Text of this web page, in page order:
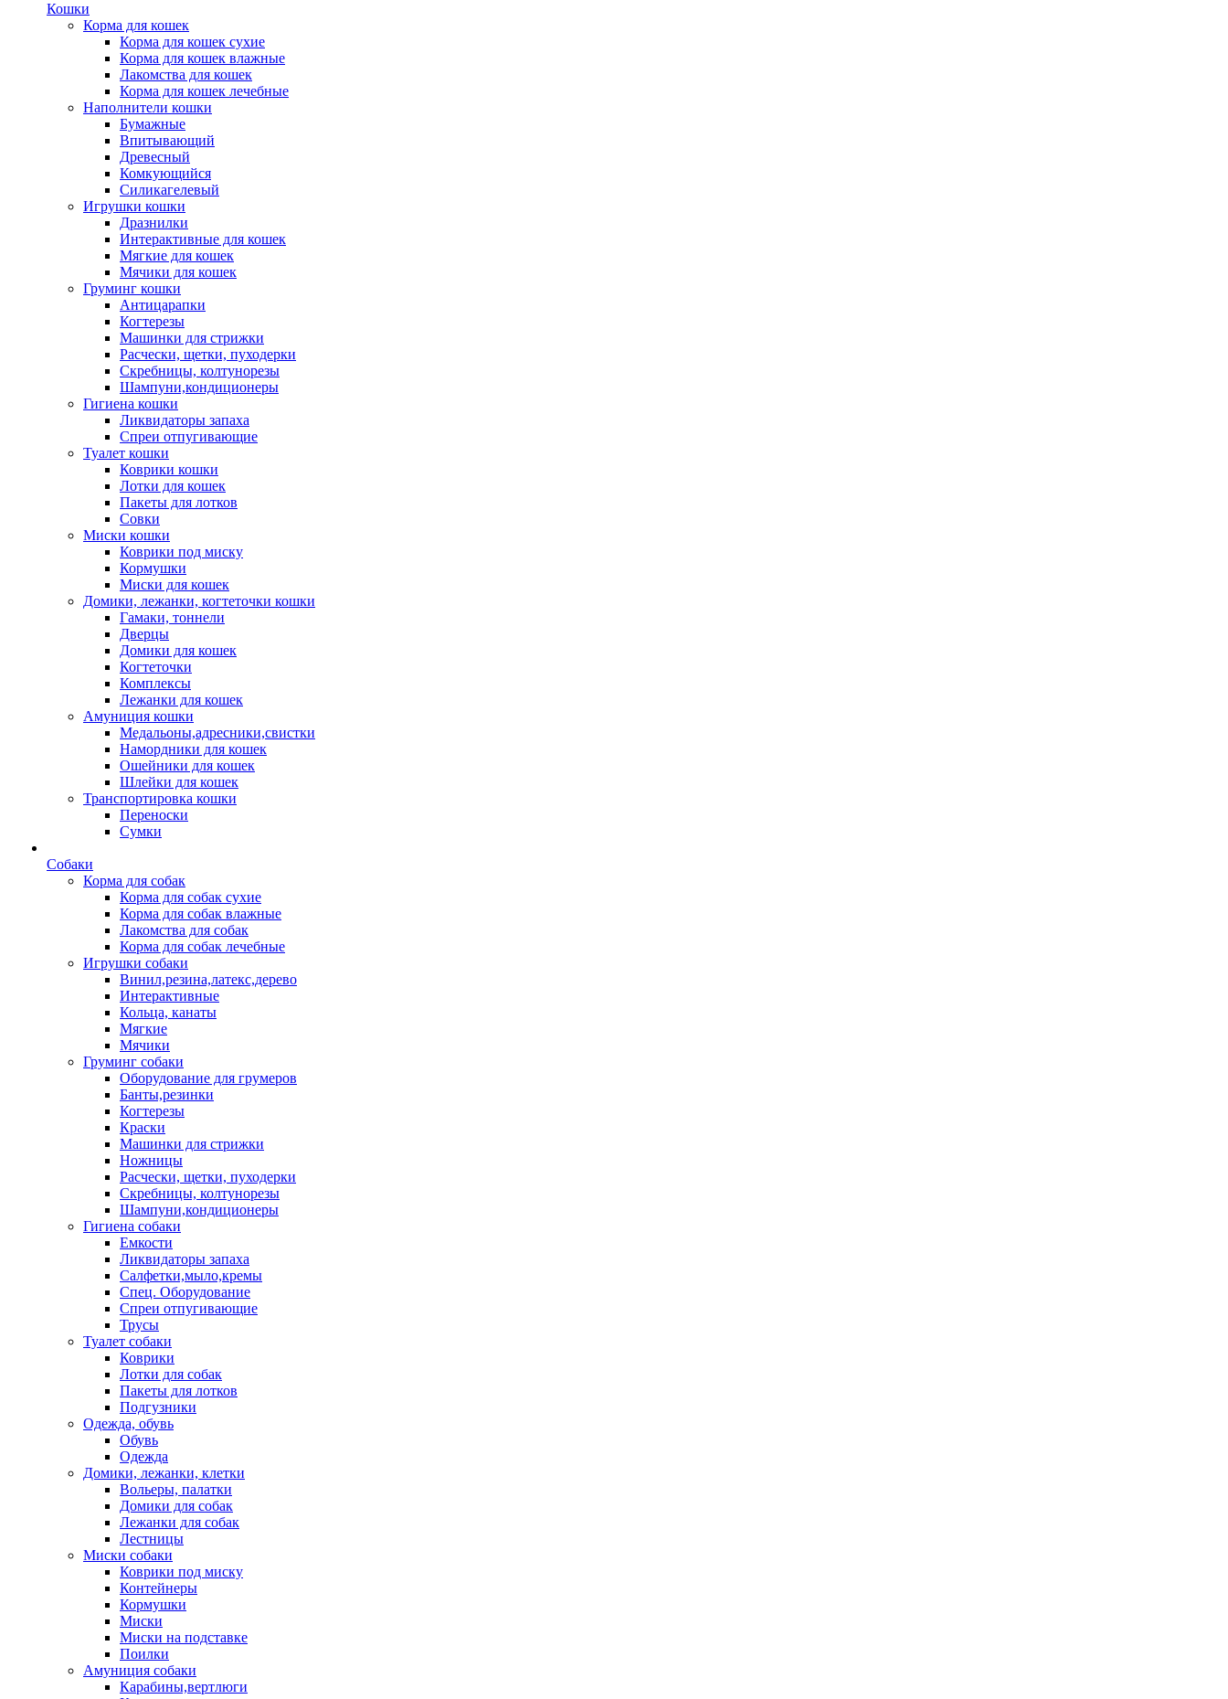
Кошки
Корма для кошек
Корма для кошек сухие
Корма для кошек влажные
Лакомства для кошек
Корма для кошек лечебные
Наполнители кошки
Бумажные
Впитывающий
Древесный
Комкующийся
Силикагелевый
Игрушки кошки
Дразнилки
Интерактивные для кошек
Мягкие для кошек
Мячики для кошек
Груминг кошки
Антицарапки
Когтерезы
Машинки для стрижки
Расчески, щетки, пуходерки
Скребницы, колтунорезы
Шампуни,кондиционеры
Гигиена кошки
Ликвидаторы запаха
Спреи отпугивающие
Туалет кошки
Коврики кошки
Лотки для кошек
Пакеты для лотков
Совки
Миски кошки
Коврики под миску
Кормушки
Миски для кошек
Домики, лежанки, когтеточки кошки
Гамаки, тоннели
Дверцы
Домики для кошек
Когтеточки
Комплексы
Лежанки для кошек
Амуниция кошки
Медальоны,адресники,свистки
Намордники для кошек
Ошейники для кошек
Шлейки для кошек
Транспортировка кошки
Переноски
Сумки
Собаки
Корма для собак
Корма для собак сухие
Корма для собак влажные
Лакомства для собак
Корма для собак лечебные
Игрушки собаки
Винил,резина,латекс,дерево
Интерактивные
Кольца, канаты
Мягкие
Мячики
Груминг собаки
Оборудование для грумеров
Банты,резинки
Когтерезы
Краски
Машинки для стрижки
Ножницы
Расчески, щетки, пуходерки
Скребницы, колтунорезы
Шампуни,кондиционеры
Гигиена собаки
Емкости
Ликвидаторы запаха
Салфетки,мыло,кремы
Спец. Оборудование
Спреи отпугивающие
Трусы
Туалет собаки
Коврики
Лотки для собак
Пакеты для лотков
Подгузники
Одежда, обувь
Обувь
Одежда
Домики, лежанки, клетки
Вольеры, палатки
Домики для собак
Лежанки для собак
Лестницы
Миски собаки
Коврики под миску
Контейнеры
Кормушки
Миски
Миски на подставке
Поилки
Амуниция собаки
Карабины,вертлюги